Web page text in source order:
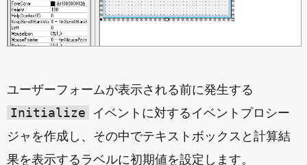
ユーザーフォームが表示される前に発生する
Initialize
イベントに対するイベントプロシー
ジャを作成し、その中でテキストボックスと計算結
果を表示するラベルに初期値を設定します。